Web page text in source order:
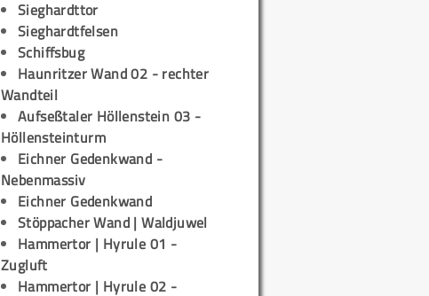
Sieghardttor
Sieghardtfelsen
Schiffsbug
Haunritzer Wand 02 - rechter
Wandteil
Aufseßtaler Höllenstein 03 -
Höllensteinturm
Eichner Gedenkwand -
Nebenmassiv
Eichner Gedenkwand
Stöppacher Wand | Waldjuwel
Hammertor | Hyrule 01 -
Zugluft
Hammertor | Hyrule 02 -